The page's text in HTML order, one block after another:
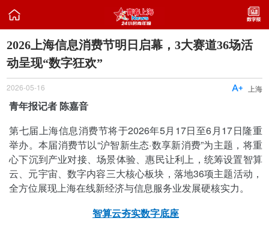

2026上海信息消费节明日启幕，3大赛道36场活
动呈现“数字狂欢”
2026-05-16 上海

青年报记者 陈嘉音
第七届上海信息消费节将于2026年5月17日至6月17日隆重
举办。本届消费节以“沪智新生态·数享新消费”为主题，将重
心下沉到产业对接、场景体验、惠民让利上，统筹设置智算
云、元宇宙、数字内容三大核心板块，落地36项主题活动，
全方位展现上海在线新经济与信息服务业发展硬核实力。
智算云夯实数字底座